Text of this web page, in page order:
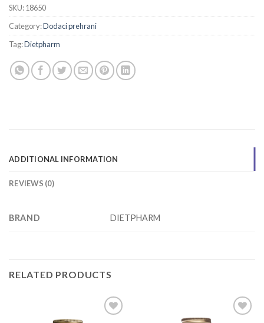
SKU:18650
Category:Dodaci prehrani
Tag:Dietpharm
ADDITIONAL INFORMATION
REVIEWS (0)
BRAND DIETPHARM
RELATED PRODUCTS